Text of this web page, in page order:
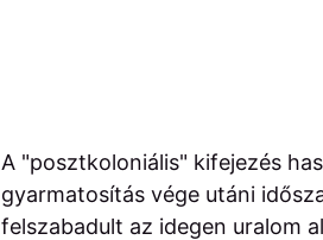
A "posztkoloniális" kifejezés
gyarmatosítás vége utáni
felszabadult az idegen uralom